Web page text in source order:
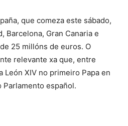
que comeza este sábado,
Barcelona, Gran Canaria e
25 millóns de euros. O
relevante xa que, entre
XIV no primeiro Papa en
español.